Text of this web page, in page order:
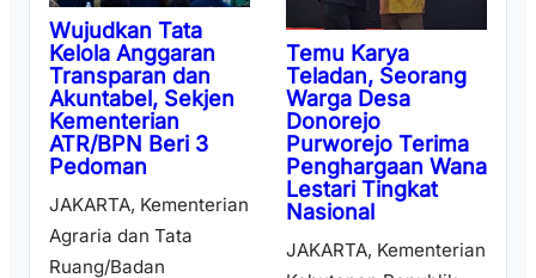
Wujudkan Tata
Kelola Anggaran
Transparan dan
Akuntabel, Sekjen
Kementerian
ATR/BPN Beri 3
Pedoman
JAKARTA, Kementerian
Agraria dan Tata
Ruang/Badan
Temu Karya
Teladan, Seorang
Warga Desa
Donorejo
Purworejo Terima
Penghargaan Wana
Lestari Tingkat
Nasional
JAKARTA, Kementerian